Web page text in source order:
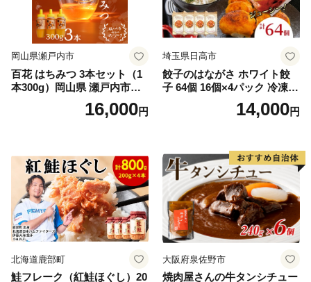
岡山県瀬戸内市
百花 はちみつ 3本セット（1
本300g）岡山県 瀬戸内市産
石黒農園 ヨーグルト パン 砂
糖の代わり 香り高い いい香
16,000円
埼玉県日高市
餃子のはながさ ホワイト餃
子 64個 16個×4パック 冷凍
中華 点心 B級グルメ ご当地
野菜 おつまみ おかず 簡単調
ー ギフト お取り寄せ 日高市
14,000円
北海道鹿部町
鮭フレーク（紅鮭ほぐし）20
大阪府泉佐野市
焼肉屋さんの牛タンシチュー